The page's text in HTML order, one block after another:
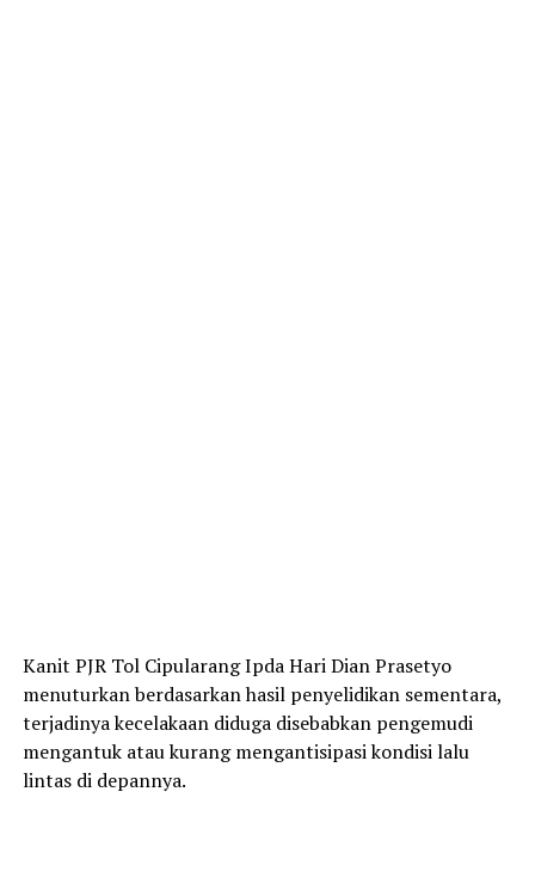
Kanit PJR Tol Cipularang Ipda Hari Dian Prasetyo
menuturkan berdasarkan hasil penyelidikan sementara,
terjadinya kecelakaan diduga disebabkan pengemudi
mengantuk atau kurang mengantisipasi kondisi lalu
lintas di depannya.